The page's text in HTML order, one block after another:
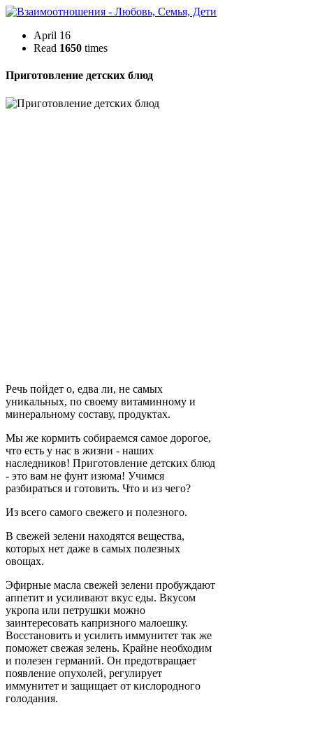
April 16
Read 1650 times
Приготовление детских блюд
Речь пойдет о, едва ли, не самых
уникальных, по своему витаминному и
минеральному составу, продуктах.
Мы же кормить собираемся самое дорогое,
что есть у нас в жизни - наших
наследников! Приготовление детских блюд
- это вам не фунт изюма! Учимся
разбираться и готовить. Что и из чего?
Из всего самого свежего и полезного.
В свежей зелени находятся вещества,
которых нет даже в самых полезных
овощах.
Эфирные масла свежей зелени пробуждают
аппетит и усиливают вкус еды. Вкусом
укропа или петрушки можно
заинтересовать капризного малоешку.
Восстановить и усилить иммунитет так же
поможет свежая зелень. Крайне необходим
и полезен германий. Он предотвращает
появление опухолей, регулирует
иммунитет и защищает от кислородного
голодания.